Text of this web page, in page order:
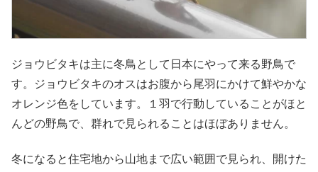
ジョウビタキは主に冬鳥として日本にやって来る野鳥で
す。ジョウビタキのオスはお腹から尾羽にかけて鮮やかな
オレンジ色をしています。１羽で行動していることがほと
んどの野鳥で、群れで見られることはほぼありません。
冬になると住宅地から山地まで広い範囲で見られ、開けた